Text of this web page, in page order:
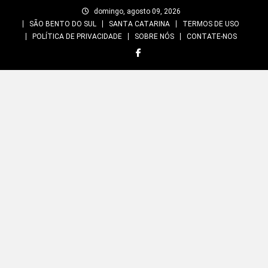
domingo, agosto 09, 2026
SÃO BENTO DO SUL
SANTA CATARINA
TERMOS DE USO
POLÍTICA DE PRIVACIDADE
SOBRE NÓS CONTATE-NOS